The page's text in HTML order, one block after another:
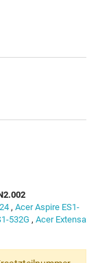
, Acer Aspire ES1-
532G , Acer Extensa